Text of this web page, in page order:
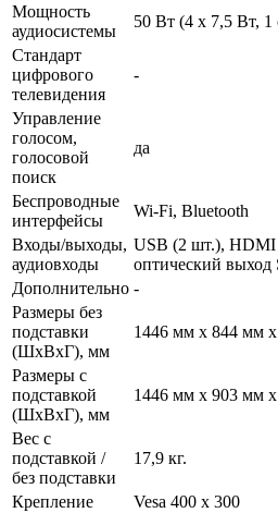
Мощность
аудиосистемы
50 Вт (4 х 7,5 Вт, 1
Стандарт
цифрового
телевидения
-
Управление
голосом,
голосовой
поиск
да
Беспроводные
интерфейсы
Wi-Fi, Bluetooth
Входы/выходы,
аудиовходы
USB (2 шт.), HDMI
оптический
Дополнительно -
Размеры без
подставки
(ШxВxГ), мм
1446 мм x 844 мм
Размеры с
подставкой
(ШxВxГ), мм
1446 мм x 903 мм
Вес с
подставкой /
без подставки
17,9 кг.
Крепление
Vesa 400 x 300